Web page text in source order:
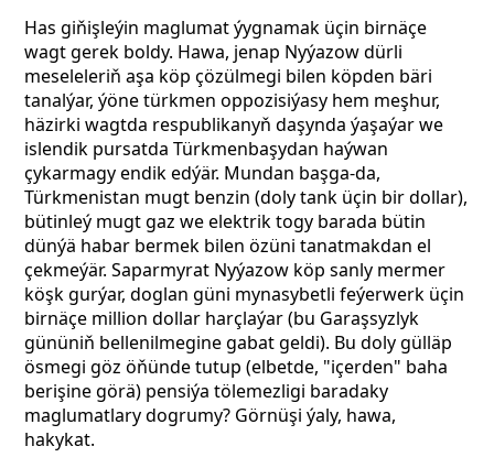
Has giňişleýin maglumat ýygnamak üçin birnäçe
wagt gerek boldy. Hawa, jenap Nyýazow dürli
meseleleriň aşa köp çözülmegi bilen köpden bäri
tanalýar, ýöne türkmen oppozisiýasy hem meşhur,
häzirki wagtda respublikanyň daşynda ýaşaýar we
islendik pursatda Türkmenbaşydan haýwan
çykarmagy endik edýär. Mundan başga-da,
Türkmenistan mugt benzin (doly tank üçin bir dollar),
bütinleý mugt gaz we elektrik togy barada bütin
dünýä habar bermek bilen özüni tanatmakdan el
çekmeýär. Saparmyrat Nyýazow köp sanly mermer
köşk gurýar, doglan güni mynasybetli feýerwerk üçin
birnäçe million dollar harçlaýar (bu Garaşsyzlyk
gününiň bellenilmegine gabat geldi). Bu doly gülläp
ösmegi göz öňünde tutup (elbetde, "içerden" baha
berişine görä) pensiýa tölemezligi baradaky
maglumatlary dogrumy? Görnüşi ýaly, hawa,
hakykat.